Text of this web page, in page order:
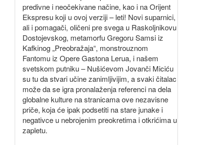
predivne i neočekivane načine, kao i na Orijent
Ekspresu koji u ovoj verziji – leti! Novi suparnici,
ali i pomagači, oličeni pre svega u Raskoljnikovu
Dostojevskog, metamorfu Gregoru Samsi iz
Kafkinog „Preobražaja“, monstrouznom
Fantomu iz Opere Gastona Lerua, i našem
svetskom putniku – Nušićevom Jovanči Miciću
su tu da stvari učine zanimljivijim, a svaki čitalac
može da se igra pronalaženja referenci na dela
globalne kulture na stranicama ove nezavisne
priče, koja će ipak podsetiti na stare junake i
negativce u nebrojenim preokretima i otkrićima u
zapletu.